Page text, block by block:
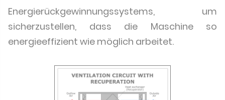
Energierückgewinnungssystems, um
sicherzustellen, dass die Maschine so
energieeffizient wie möglich arbeitet.